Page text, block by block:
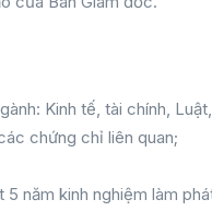
Kinh tế, tài chính,
chứng chỉ liên quan;
năm kinh nghiệm làm